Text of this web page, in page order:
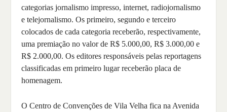
categorias jornalismo impresso, internet, radiojornalismo
e telejornalismo. Os primeiro, segundo e terceiro
colocados de cada categoria receberão, respectivamente,
uma premiação no valor de R$ 5.000,00, R$ 3.000,00 e
R$ 2.000,00. Os editores responsáveis pelas reportagens
classificadas em primeiro lugar receberão placa de
homenagem.
O Centro de Convenções de Vila Velha fica na Avenida